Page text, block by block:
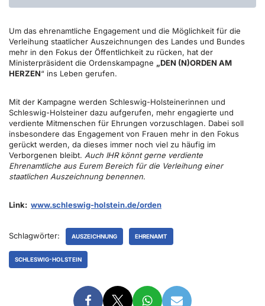
Um das ehrenamtliche Engagement und die Möglichkeit für die
Verleihung staatlicher Auszeichnungen des Landes und Bundes
mehr in den Fokus der Öffentlichkeit zu rücken, hat der
Ministerpräsident die Ordenskampagne „DEN (N)ORDEN AM
HERZEN“ ins Leben gerufen.
Mit der Kampagne werden Schleswig-Holsteinerinnen und
Schleswig-Holsteiner dazu aufgerufen, mehr engagierte und
verdiente Mitmenschen für Ehrungen vorzuschlagen. Dabei soll
insbesondere das Engagement von Frauen mehr in den Fokus
gerückt werden, da dieses immer noch viel zu häufig im
Verborgenen bleibt. Auch IHR könnt gerne verdiente
Ehrenamtliche aus Eurem Bereich für die Verleihung einer
staatlichen Auszeichnung benennen.
Link: www.schleswig-holstein.de/orden
Schlagwörter: AUSZEICHNUNG EHRENAMT
SCHLESWIG-HOLSTEIN